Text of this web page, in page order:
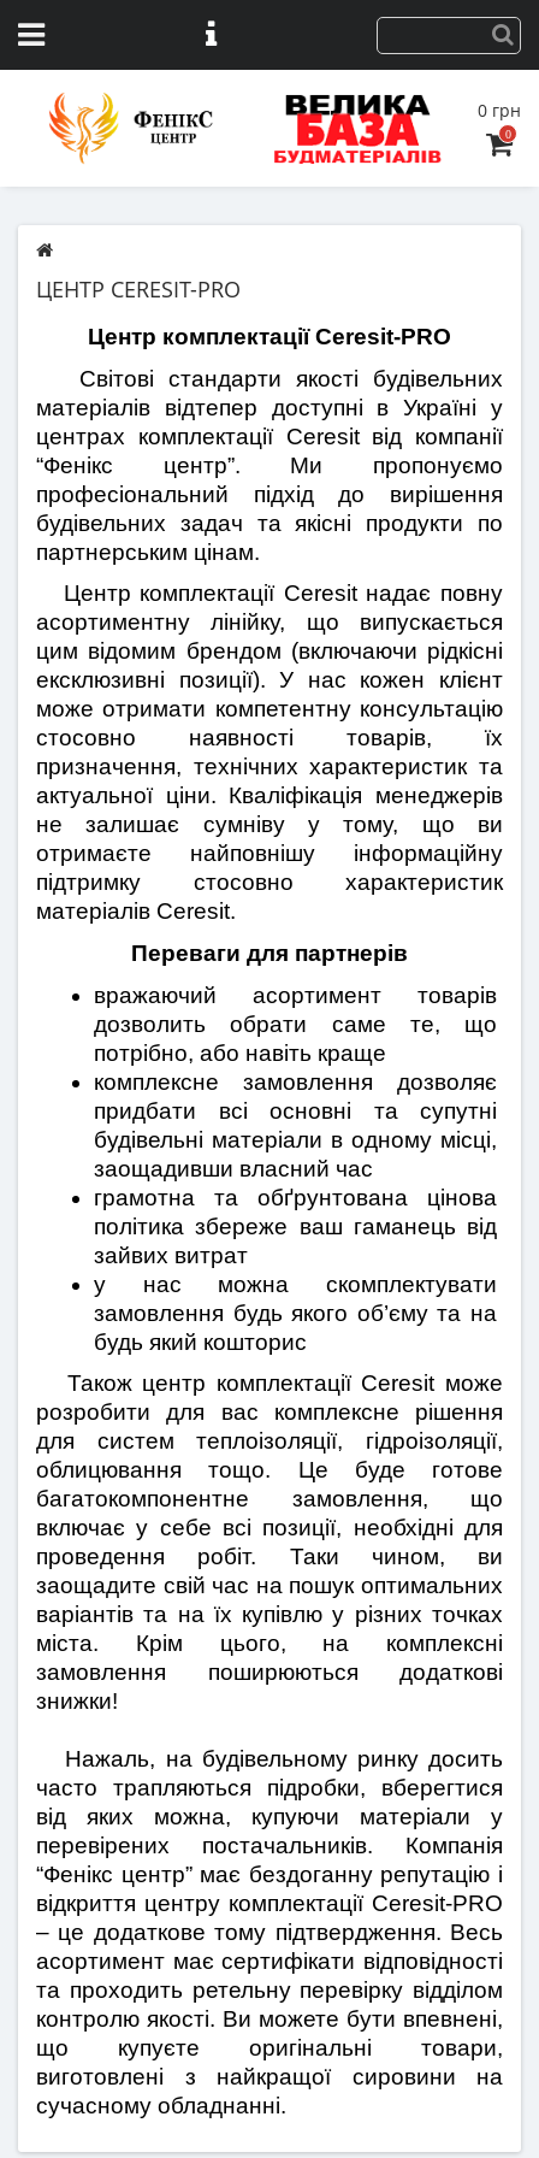
0 грн
0
ЦЕНТР CERESIT-PRO
Центр комплектації Ceresit-PRO
Світові стандарти якості будівельних
матеріалів відтепер доступні в Україні у
центрах комплектації Ceresit від компанії
“Фенікс центр”. Ми пропонуємо
професіональний підхід до вирішення
будівельних задач та якісні продукти по
партнерським цінам.
Центр комплектації Ceresit надає повну
асортиментну лінійку, що випускається
цим відомим брендом (включаючи рідкісні
ексклюзивні позиції). У нас кожен клієнт
може отримати компетентну консультацію
стосовно наявності товарів, їх
призначення, технічних характеристик та
актуальної ціни. Кваліфікація менеджерів
не залишає сумніву у тому, що ви
отримаєте найповнішу інформаційну
підтримку стосовно характеристик
матеріалів Ceresit.
Переваги для партнерів
вражаючий асортимент товарів
дозволить обрати саме те, що
потрібно, або навіть краще
комплексне замовлення дозволяє
придбати всі основні та супутні
будівельні матеріали в одному місці,
заощадивши власний час
грамотна та обґрунтована цінова
політика збереже ваш гаманець від
зайвих витрат
у нас можна скомплектувати
замовлення будь якого об’єму та на
будь який кошторис
Також центр комплектації Ceresit може
розробити для вас комплексне рішення
для систем теплоізоляції, гідроізоляції,
облицювання тощо. Це буде готове
багатокомпонентне замовлення, що
включає у себе всі позиції, необхідні для
проведення робіт. Таки чином, ви
заощадите свій час на пошук оптимальних
варіантів та на їх купівлю у різних точках
міста. Крім цього, на комплексні
замовлення поширюються додаткові
знижки!
Нажаль, на будівельному ринку досить
часто трапляються підробки, вберегтися
від яких можна, купуючи матеріали у
перевірених постачальників. Компанія
“Фенікс центр” має бездоганну репутацію і
відкриття центру комплектації Ceresit-PRO
– це додаткове тому підтвердження. Весь
асортимент має сертифікати відповідності
та проходить ретельну перевірку відділом
контролю якості. Ви можете бути впевнені,
що купуєте оригінальні товари,
виготовлені з найкращої сировини на
сучасному обладнанні.